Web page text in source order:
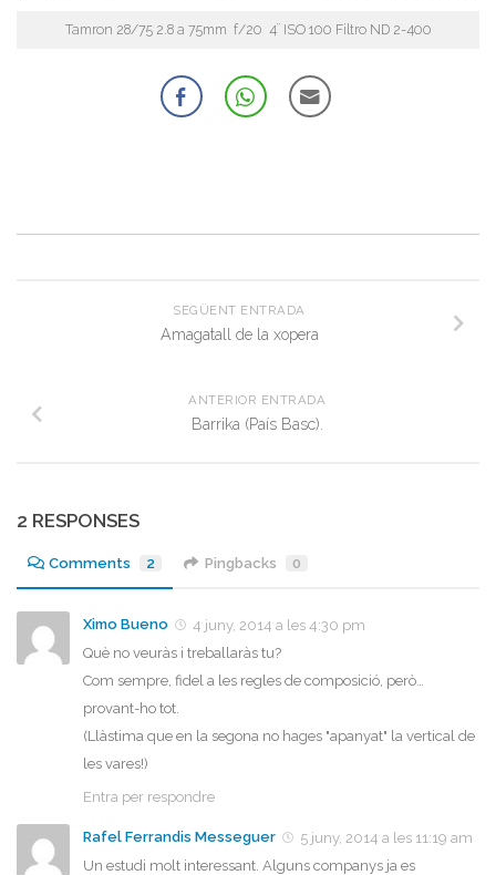
Tamron 28/75 2.8 a 75mm f/20 4¨ ISO 100 Filtro ND 2-400
SEGÜENT ENTRADA
Amagatall de la xopera
ANTERIOR ENTRADA
Barrika (País Basc).
2 RESPONSES
Comments 2 Pingbacks 0
Ximo Bueno
4 juny, 2014 a les 4:30 pm
Què no veuràs i treballaràs tu?
Com sempre, fidel a les regles de composició, però…
provant-ho tot.
(Llàstima que en la segona no hages "apanyat" la vertical de
les vares!)
Entra per respondre
Rafel Ferrandis Messeguer
5 juny, 2014 a les 11:19 am
Un estudi molt interessant. Alguns companys ja es